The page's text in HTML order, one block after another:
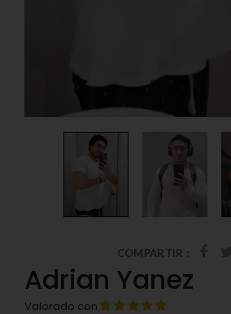
COMPARTIR :
Adrian Yanez
Valorado con